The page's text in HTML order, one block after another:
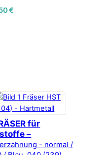
€
für
–
- normal /